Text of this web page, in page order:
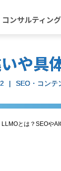
コンサルティング
や具
SEO・コンテ
LLMOとは？SEOや